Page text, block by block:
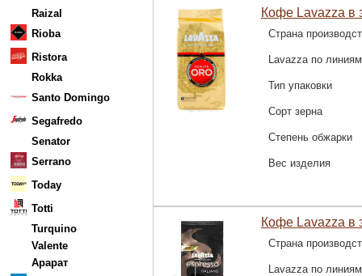
Raizal
Rioba
Ristora
Rokka
Santo Domingo
Segafredo
Senator
Serrano
Today
Totti
Turquino
Valente
Арарат
Кофе Lavazza в
Страна
Lavazza по линиям
Тип упаковки
Сорт зерна
Степень обжарки
Вес изделия
Кофе Lavazza в
Страна
Lavazza по линиям